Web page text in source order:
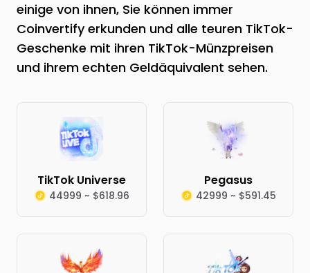
einige von ihnen, Sie können immer
Coinvertify erkunden und alle teuren TikTok-
Geschenke mit ihren TikTok-Münzpreisen
und ihrem echten Geldäquivalent sehen.
TikTok Universe
44999 ~ $618.96
Pegasus
42999 ~ $591.45